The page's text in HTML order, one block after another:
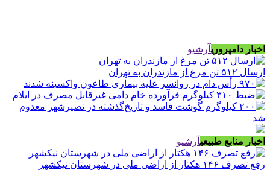
اخبار دامپروریآرشیو
ارسال ۵۱۲ تن مرغ از مازندران به تهران
اخبار منابع طبیعیآرشیو
‌رفع تصرف ۱۴۶ هکتار از اراضی ملی در شهرستان نیکشهر